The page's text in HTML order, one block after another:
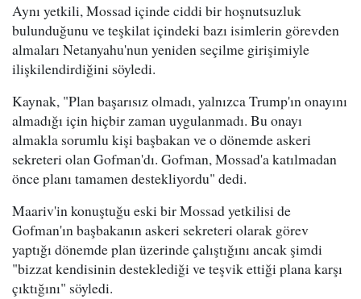
Aynı yetkili, Mossad içinde ciddi bir hoşnutsuzluk
bulunduğunu ve teşkilat içindeki bazı isimlerin görevden
almaları Netanyahu'nun yeniden seçilme girişimiyle
ilişkilendirdiğini söyledi.
Kaynak, "Plan başarısız olmadı, yalnızca Trump'ın onayını
almadığı için hiçbir zaman uygulanmadı. Bu onayı
almakla sorumlu kişi başbakan ve o dönemde askeri
sekreteri olan Gofman'dı. Gofman, Mossad'a katılmadan
önce planı tamamen destekliyordu" dedi.
Maariv'in konuştuğu eski bir Mossad yetkilisi de
Gofman'ın başbakanın askeri sekreteri olarak görev
yaptığı dönemde plan üzerinde çalıştığını ancak şimdi
"bizzat kendisinin desteklediği ve teşvik ettiği plana karşı
çıktığını" söyledi.